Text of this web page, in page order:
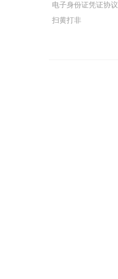
电子身份证凭证协议
扫黄打非